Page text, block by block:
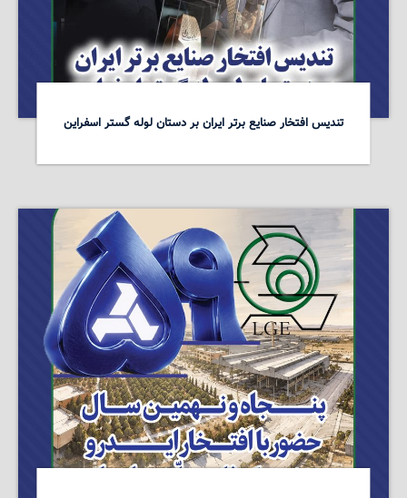
تندیس افتخار صنایع برتر ایران بر دستان لوله گستر اسفراین